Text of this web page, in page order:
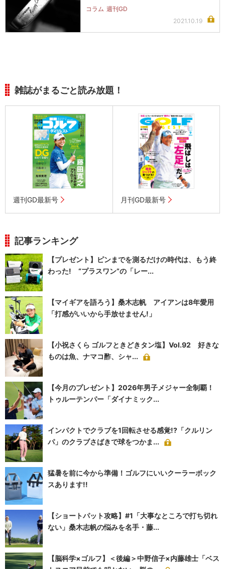
コラム 週刊GD
2021.10.19
雑誌がまるごと読み放題！
週刊GD最新号 月刊GD最新号
記事ランキング
【プレゼント】ピンまでを測るだけの時代は、もう終
わった! “プラスワン”の「レー...
【マイギアを語ろう】桑木志帆 アイアンは8年愛用
「打感がいいから手放せません!」
【小祝さくら ゴルフときどきタン塩】Vol.92 好きな
ものは魚、ナマコ酢、シャ...
【今月のプレゼント】2026年男子メジャー全制覇！
トゥルーテンパー「ダイナミック...
インパクトでクラブを1回転させる感覚!?「クルリン
パ」のクラブさばきで球をつかま...
猛暑を前に今から準備！ゴルフにいいクーラーボック
スあります!!
【ショートパット攻略】#1「大事なところで打ち切れ
ない」桑木志帆の悩みを名手・藤...
【脳科学×ゴルフ】＜後編＞中野信子×内藤雄士「ベス